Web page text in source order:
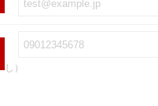
し）